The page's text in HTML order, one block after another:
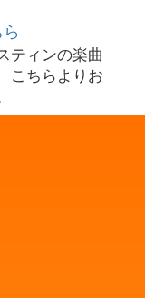
ティンの楽曲
こちらよりお